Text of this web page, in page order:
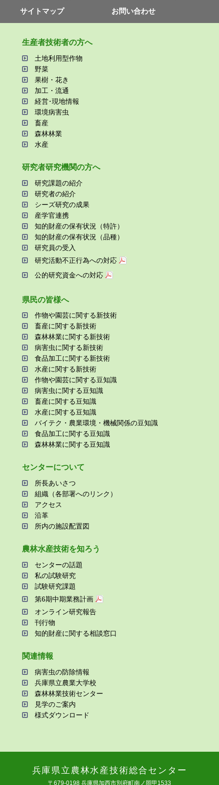
サイトマップ
お問い合わせ
⽣産者技術者の⽅へ
⼟地利⽤型作物
野菜
果樹・花き
加⼯・流通
経営･現地情報
環境病害⾍
畜産
森林林業
⽔産
研究者研究機関の⽅へ
研究課題の紹介
研究者の紹介
シーズ研究の成果
産学官連携
知的財産の保有状況（特許）
知的財産の保有状況（品種）
研究員の受⼊
研究活動不正⾏為への対応
公的研究資金への対応
県⺠の皆様へ
作物や園芸に関する新技術
畜産に関する新技術
森林林業に関する新技術
病害⾍に関する新技術
⾷品加⼯に関する新技術
⽔産に関する新技術
作物や園芸に関する⾖知識
病害⾍に関する⾖知識
畜産に関する⾖知識
⽔産に関する⾖知識
バイテク・農業環境・機械関係の⾖知識
⾷品加⼯に関する⾖知識
森林林業に関する⾖知識
センターについて
所⻑あいさつ
組織（各部署へのリンク）
アクセス
沿⾰
所内の施設配置図
農林⽔産技術を知ろう
センターの話題
私の試験研究
試験研究課題
第6期中期業務計画
オンライン研究報告
刊⾏物
知的財産に関する相談窓⼝
関連情報
病害⾍の防除情報
兵庫県⽴農業⼤学校
森林林業技術センター
⾒学のご案内
様式ダウンロード
兵庫県⽴農林⽔産技術総合センター
〒679-0198 兵庫県加⻄市別府町南ノ岡甲1533